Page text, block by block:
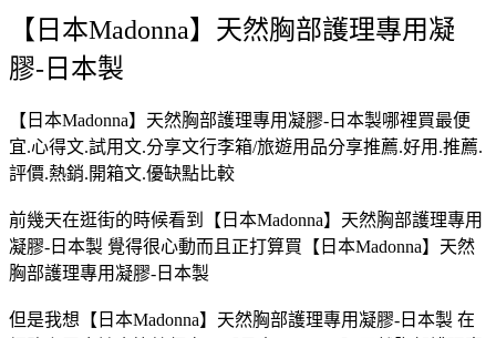
【日本Madonna】天然胸部護理專用凝
膠-日本製
【日本Madonna】天然胸部護理專用凝膠-日本製哪裡買最便
宜.心得文.試用文.分享文行李箱/旅遊用品分享推薦.好用.推薦.
評價.熱銷.開箱文.優缺點比較
前幾天在逛街的時候看到【日本Madonna】天然胸部護理專用
凝膠-日本製 覺得很心動而且正打算買【日本Madonna】天然
胸部護理專用凝膠-日本製
但是我想【日本Madonna】天然胸部護理專用凝膠-日本製 在